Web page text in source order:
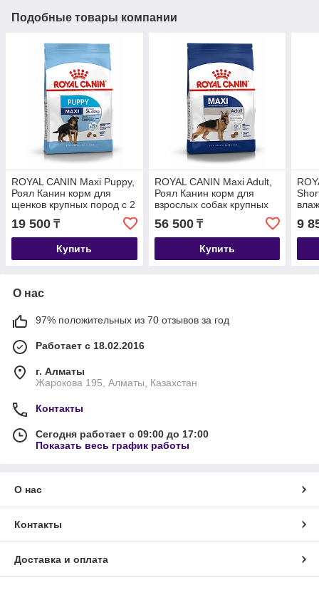
Подобные товары компании
ROYAL CANIN Maxi Puppy,
Роял Канин корм для
щенков крупных пород с 2
до 15 месяцев, уп. 4 кг
19 500 ₸
Купить
ROYAL CANIN Maxi Adult,
Роял Канин корм для
взрослых собак крупных
пород, уп. 15 кг
56 500₸
Купить
9
О нас
97% положительных из 70 отзывов за год
Работает с 18.02.2016
г. Алматы
Жарокова 195, Алматы, Казахстан
Контакты
Сегодня работает с 09:00 до 17:00
Показать весь график работы
О нас
Контакты
Доставка и оплата